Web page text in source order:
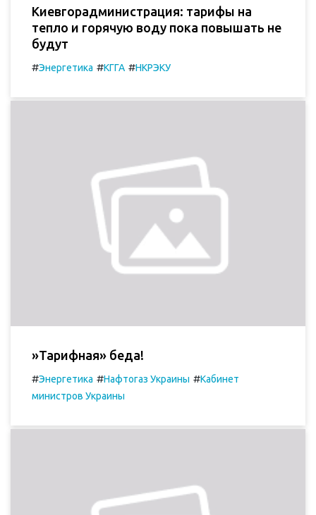
Киевгорадминистрация: тарифы на
тепло и горячую воду пока повышать не
будут
#Энергетика #КГГА #НКРЭКУ
»Тарифная» беда!
#Энергетика #Нафтогаз Украины #Кабинет
министров Украины